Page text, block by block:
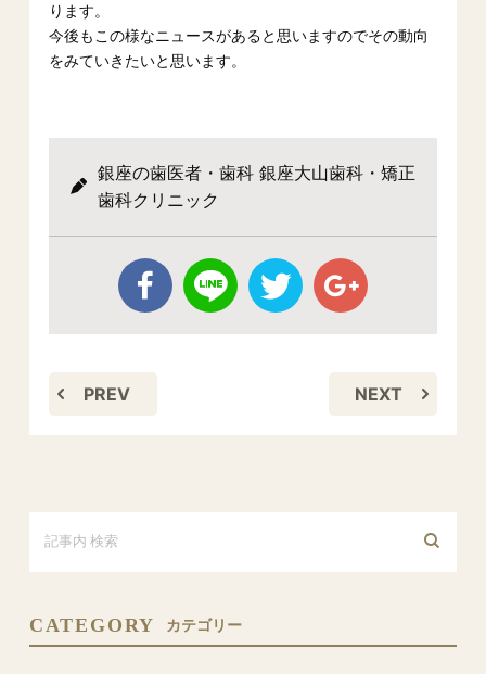
ります。
今後もこの様なニュースがあると思いますのでその動向
をみていきたいと思います。
銀座の歯医者・歯科 銀座大山歯科・矯正
歯科クリニック
PREV NEXT
CATEGORY カテゴリー